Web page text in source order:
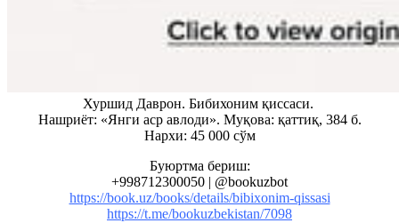
Хуршид Даврон. Бибихоним қиссаси.
Нашриёт: «Янги аср авлоди». Муқова: қаттиқ, 384 б.
Нархи: 45 000 сўм
Буюртма бериш:
+998712300050 | @bookuzbot
https://book.uz/books/details/bibixonim-qissasi
https://t.me/bookuzbekistan/7098